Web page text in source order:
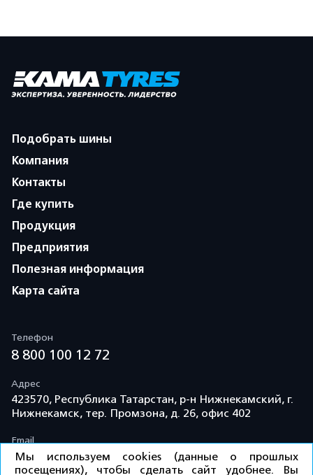
Подобрать шины
Компания
Контакты
Где купить
Продукция
Предприятия
Полезная информация
Карта сайта
Телефон
8 800 100 12 72
Адрес
423570, Республика Татарстан, р-н Нижнекамский, г.
Нижнекамск, тер. Промзона, д. 26, офис 402
Email
info@td-kama.com
Мы используем cookies (данные о прошлых
посещениях), чтобы сделать сайт удобнее. Вы